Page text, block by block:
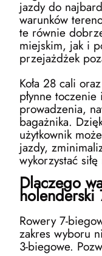
jazdy do
warunków
te równie
miejskim, jak i
przejażdżek
Koła 28 cali
płynne
prowadzenia,
bagażnika.
użytkownik
jazdy,
wykorzystać
Dlaczego
holenderski
Rowery 7-
zakres wyboru
3-biegowe.